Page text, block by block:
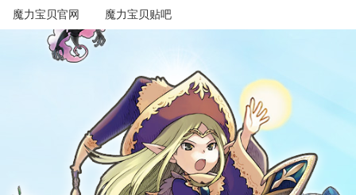
魔力宝贝官网 魔力宝贝贴吧